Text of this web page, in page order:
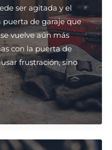
ser agitada y el
puerta de garaje que
vuelve aún más
con la puerta de
frustración, sino